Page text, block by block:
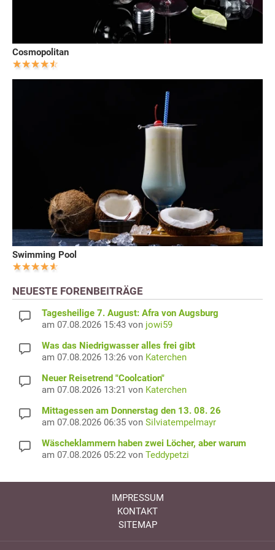
Cosmopolitan
Swimming Pool
NEUESTE FORENBEITRÄGE
Tagesheilige 7. August: Afra von Augsburg
am 07.08.2026 15:43 von jowi59
Was das Niedrigwasser alles frei gibt
am 07.08.2026 13:26 von Katerchen
Neuer Reisetrend "Coolcation"
am 07.08.2026 13:21 von Katerchen
Mittagessen am Donnerstag den 13. 08. 26
am 07.08.2026 06:35 von Silviatempelmayr
Wäscheklammern haben zwei Löcher, aber warum
am 07.08.2026 05:22 von Teddypetzi
IMPRESSUM
KONTAKT
SITEMAP